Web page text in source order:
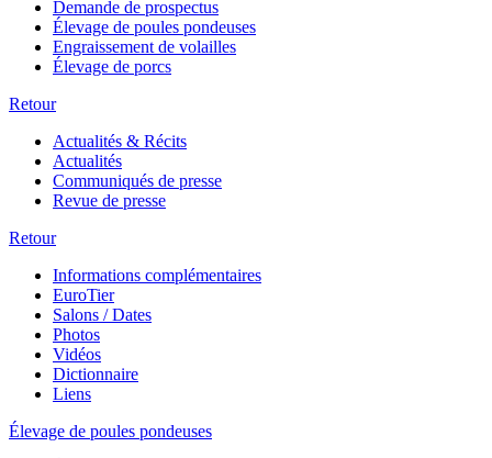
Demande de prospectus
Élevage de poules pondeuses
Engraissement de volailles
Élevage de porcs
Retour
Actualités & Récits
Actualités
Communiqués de presse
Revue de presse
Retour
Informations complémentaires
EuroTier
Salons / Dates
Photos
Vidéos
Dictionnaire
Liens
Élevage de poules pondeuses